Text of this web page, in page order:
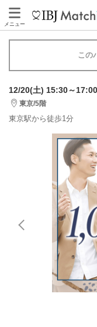
メニュー
この
12/20(土) 15:30～17:00
東京/5階
東京駅から徒歩1分